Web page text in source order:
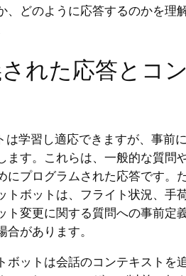
、どのように応答するのかを理
れた応答とコ
は学習し適応できますが、事前
ます。これらは、一般的な質問
にプログラムされた応答です。
トボットは、フライト状況、手
ト変更に関する質問への事前定
があります。
ボットは会話のコンテキストを